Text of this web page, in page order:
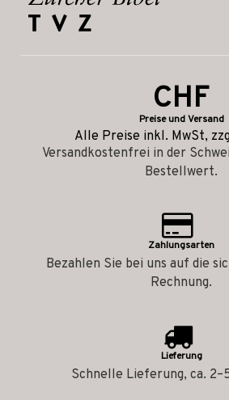
CHF
Preise und Versand
Alle Preise inkl. MwSt,
Versandkostenfrei in der
Bestellwert.
Zahlungsarten
Bezahlen Sie bei uns auf die
Rechnung.
Lieferung
Schnelle Lieferung, ca.